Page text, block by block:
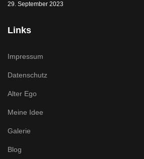
29. September 2023
Links
Impressum
Datenschutz
Alter Ego
Meine Idee
Galerie
Blog